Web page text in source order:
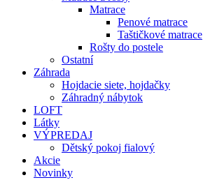
Matrace
Penové matrace
Taštičkové matrace
Rošty do postele
Ostatní
Záhrada
Hojdacie siete, hojdačky
Záhradný nábytok
LOFT
Látky
VÝPREDAJ
Dětský pokoj fialový
Akcie
Novinky